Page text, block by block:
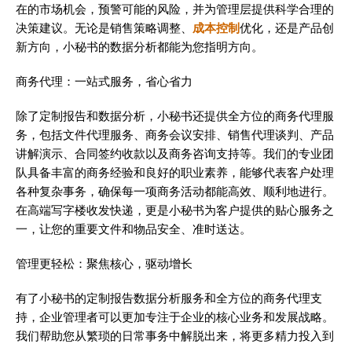
在的市场机会，预警可能的风险，并为管理层提供科学合理的
决策建议。无论是销售策略调整、 成本控制优化，还是产品创
新方向，小秘书的数据分析都能为您指明方向。
商务代理：一站式服务，省心省力
除了定制报告和数据分析，小秘书还提供全方位的商务代理服
务，包括文件代理服务、商务会议安排、销售代理谈判、产品
讲解演示、合同签约收款以及商务咨询支持等。我们的专业团
队具备丰富的商务经验和良好的职业素养，能够代表客户处理
各种复杂事务，确保每一项商务活动都能高效、顺利地进行。
在高端写字楼收发快递，更是小秘书为客户提供的贴心服务之
一，让您的重要文件和物品安全、准时送达。
管理更轻松：聚焦核心，驱动增长
有了小秘书的定制报告数据分析服务和全方位的商务代理支
持，企业管理者可以更加专注于企业的核心业务和发展战略。
我们帮助您从繁琐的日常事务中解脱出来，将更多精力投入到